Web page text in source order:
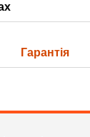
Гарантія